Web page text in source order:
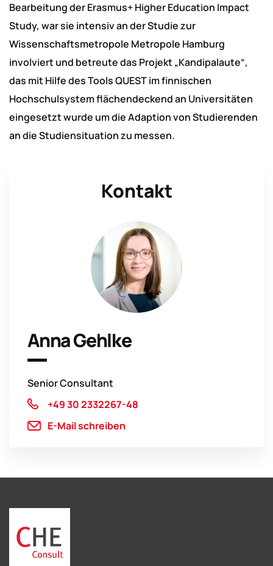
Bearbeitung der Erasmus+ Higher Education Impact
Study, war sie intensiv an der Studie zur
Wissenschaftsmetropole Metropole Hamburg
involviert und betreute das Projekt „Kandipalaute“,
das mit Hilfe des Tools QUEST im finnischen
Hochschulsystem flächendeckend an Universitäten
eingesetzt wurde um die Adaption von Studierenden
an die Studiensituation zu messen.
Kontakt
Anna Gehlke
Senior Consultant
+49 30 2332267-48
E-Mail schreiben